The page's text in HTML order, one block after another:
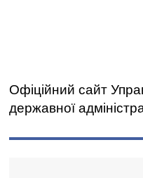
Офіційний сайт
державної